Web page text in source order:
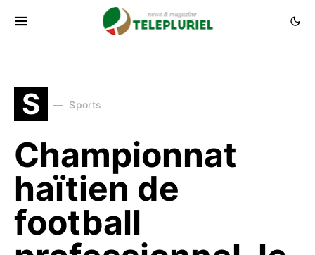
S Sports
Championnat
haïtien de
football